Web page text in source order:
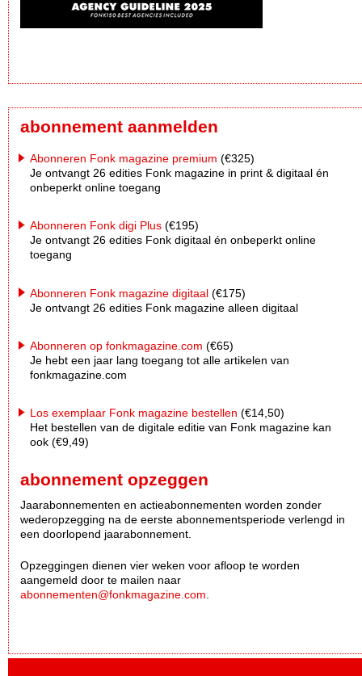
abonnement aanmelden
Abonneren Fonk magazine premium (€325)
Je ontvangt 26 edities Fonk magazine in print & digitaal én
onbeperkt online toegang
Abonneren Fonk digi Plus (€195)
Je ontvangt 26 edities Fonk digitaal én onbeperkt online
toegang
Abonneren Fonk magazine digitaal (€175)
Je ontvangt 26 edities Fonk magazine alleen digitaal
Abonneren op fonkmagazine.com (€65)
Je hebt een jaar lang toegang tot alle artikelen van
fonkmagazine.com
Los exemplaar Fonk magazine bestellen (€14,50)
Het bestellen van de digitale editie van Fonk magazine kan
ook (€9,49)
abonnement opzeggen
Jaarabonnementen en actieabonnementen worden zonder
wederopzegging na de eerste abonnementsperiode verlengd in
een doorlopend jaarabonnement.
Opzeggingen dienen vier weken voor afloop te worden
aangemeld door te mailen naar
abonnementen@fonkmagazine.com